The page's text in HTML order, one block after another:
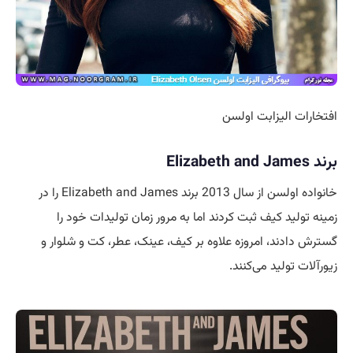
افتخارات الیزابت اولسن
برند Elizabeth and James
خانواده اولسن از سال 2013 برند Elizabeth and James را در
زمینه تولید کیف ثبت کردند اما به مرور زمان تولیدات خود را
گسترش دادند، امروزه علاوه بر کیف، عینک، عطر، کت و شلوار و
زیورآلات تولید می‌کنند.